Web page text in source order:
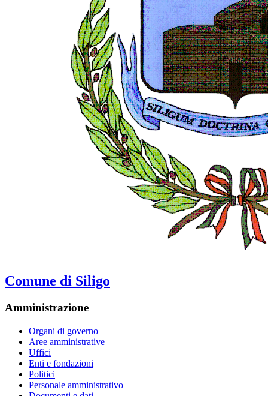
Comune di Siligo
Amministrazione
Organi di governo
Aree amministrative
Uffici
Enti e fondazioni
Politici
Personale amministrativo